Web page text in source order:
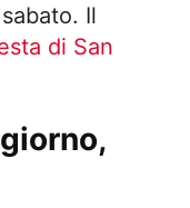
Il
di San